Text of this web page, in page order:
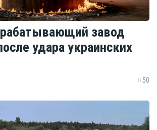
завод
удара украинских
50